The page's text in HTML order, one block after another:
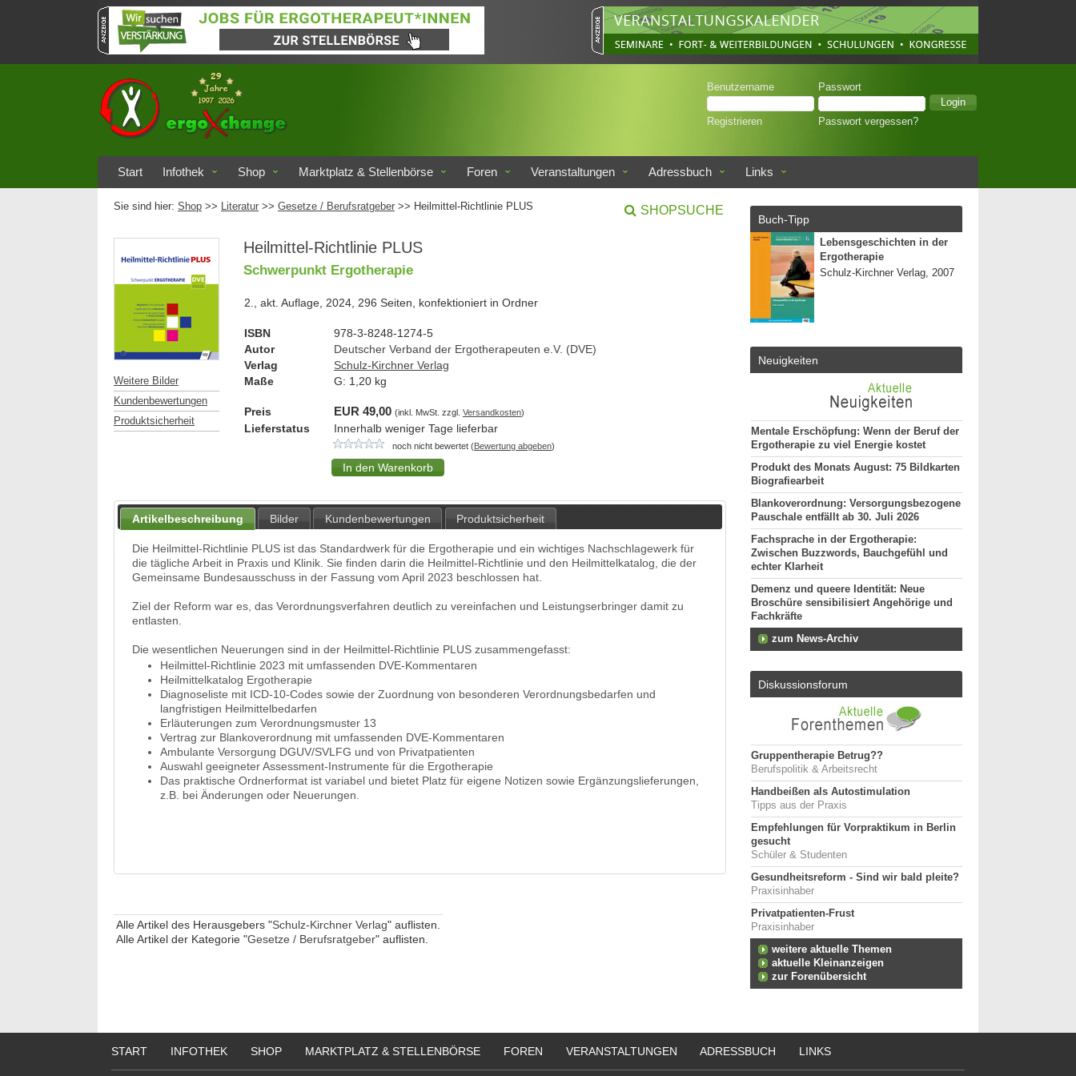
Benutzername Passwort
Registrieren Passwort vergessen?
Start Infothek Shop Marktplatz & Stellenbörse Foren Veranstaltungen Adressbuch Links
Sie sind hier: Shop >> Literatur >> Gesetze / Berufsratgeber >> Heilmittel-Richtlinie PLUS SHOPSUCHE
Weitere Bilder
Kundenbewertungen
Produktsicherheit
Heilmittel-Richtlinie PLUS
Schwerpunkt Ergotherapie
2., akt. Auflage, 2024, 296 Seiten, konfektioniert in Ordner
ISBN
978-3-8248-1274-5
Autor
Deutscher Verband der Ergotherapeuten e.V. (DVE)
Verlag
Schulz-Kirchner Verlag
Maße
G: 1,20 kg
Preis EUR 49,00 (inkl. MwSt. zzgl. Versandkosten)
Lieferstatus Innerhalb weniger Tage lieferbar
noch nicht bewertet (Bewertung abgeben)
Artikelbeschreibung Bilder Kundenbewertungen Produktsicherheit
Die Heilmittel-Richtlinie PLUS ist das Standardwerk für die Ergotherapie und ein wichtiges Nachschlagewerk für
die tägliche Arbeit in Praxis und Klinik. Sie finden darin die Heilmittel-Richtlinie und den Heilmittelkatalog, die der
Gemeinsame Bundesausschuss in der Fassung vom April 2023 beschlossen hat.
Ziel der Reform war es, das Verordnungsverfahren deutlich zu vereinfachen und Leistungserbringer damit zu
entlasten.
Die wesentlichen Neuerungen sind in der Heilmittel-Richtlinie PLUS zusammengefasst:
Heilmittel-Richtlinie 2023 mit umfassenden DVE-Kommentaren
Heilmittelkatalog Ergotherapie
Diagnoseliste mit ICD-10-Codes sowie der Zuordnung von besonderen Verordnungsbedarfen und
langfristigen Heilmittelbedarfen
Erläuterungen zum Verordnungsmuster 13
Vertrag zur Blankoverordnung mit umfassenden DVE-Kommentaren
Ambulante Versorgung DGUV/SVLFG und von Privatpatienten
Auswahl geeigneter Assessment-Instrumente für die Ergotherapie
Das praktische Ordnerformat ist variabel und bietet Platz für eigene Notizen sowie Ergänzungslieferungen,
z.B. bei Änderungen oder Neuerungen.
Alle Artikel des Herausgebers "Schulz-Kirchner Verlag" auflisten.
Alle Artikel der Kategorie "Gesetze / Berufsratgeber" auflisten.
Buch-Tipp
Lebensgeschichten in der
Ergotherapie
Schulz-Kirchner Verlag, 2007
Neuigkeiten
Mentale Erschöpfung: Wenn der Beruf der
Ergotherapie zu viel Energie kostet
Produkt des Monats August: 75 Bildkarten
Biografiearbeit
Blankoverordnung: Versorgungsbezogene
Pauschale entfällt ab 30. Juli 2026
Fachsprache in der Ergotherapie:
Zwischen Buzzwords, Bauchgefühl und
echter Klarheit
Demenz und queere Identität: Neue
Broschüre sensibilisiert Angehörige und
Fachkräfte
zum News-Archiv
Diskussionsforum
Gruppentherapie Betrug??
Berufspolitik & Arbeitsrecht
Handbeißen als Autostimulation
Tipps aus der Praxis
Empfehlungen für Vorpraktikum in Berlin
gesucht
Schüler & Studenten
Gesundheitsreform - Sind wir bald pleite?
Praxisinhaber
Privatpatienten-Frust
Praxisinhaber
weitere aktuelle Themen
aktuelle Kleinanzeigen
zur Forenübersicht
START INFOTHEK SHOP MARKTPLATZ & STELLENBÖRSE FOREN VERANSTALTUNGEN ADRESSBUCH LINKS